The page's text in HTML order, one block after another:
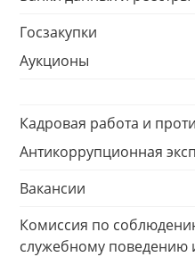
Госзакупки
Аукционы
Кадровая работа и
Антикоррупционная
Вакансии
Комиссия по
служебному поведению